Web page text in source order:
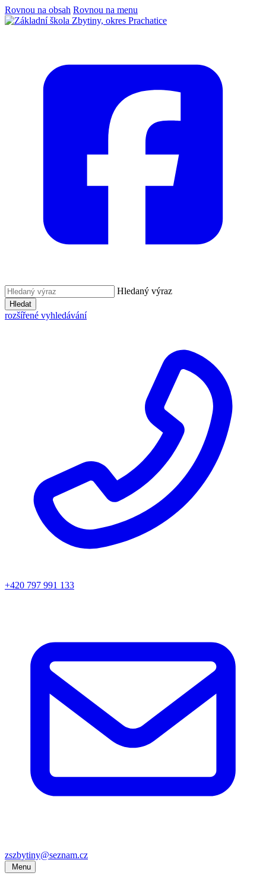
Rovnou na obsah Rovnou na menu
Hledaný výraz
Hledat
rozšířené vyhledávání
+420 797 991 133
zszbytiny@seznam.cz
Menu